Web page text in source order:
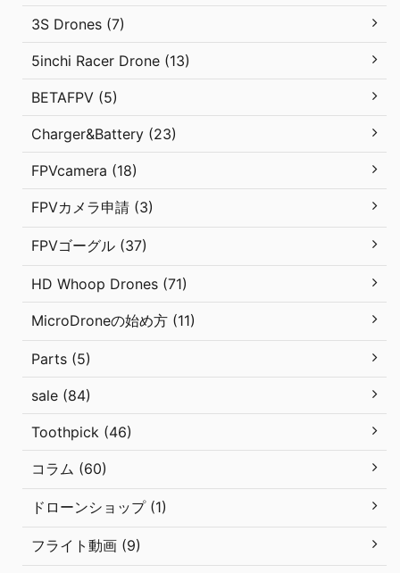
3S Drones (7)
5inchi Racer Drone (13)
BETAFPV (5)
Charger&Battery (23)
FPVcamera (18)
FPVカメラ申請 (3)
FPVゴーグル (37)
HD Whoop Drones (71)
MicroDroneの始め方 (11)
Parts (5)
sale (84)
Toothpick (46)
コラム (60)
ドローンショップ (1)
フライト動画 (9)